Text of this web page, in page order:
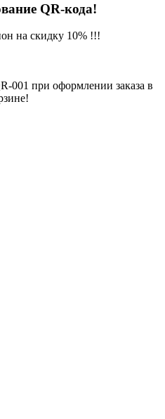
QR-кода!
на скидку 10% !!!
001 при оформлении заказа в